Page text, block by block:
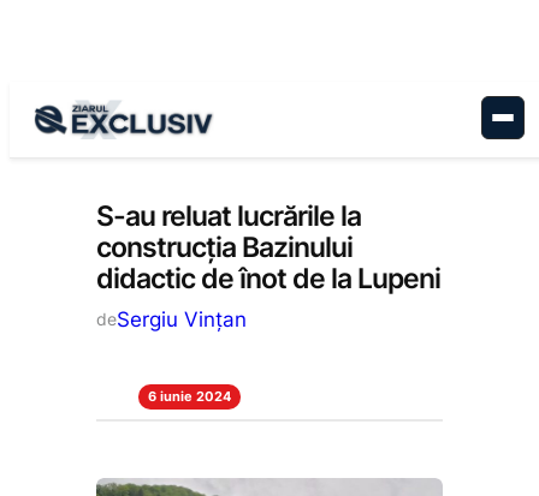
Administrație
S-au reluat lucrările la
construcția Bazinului
didactic de înot de la Lupeni
deSergiu Vințan
6 iunie 2024